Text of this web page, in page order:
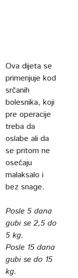
Ova dijeta se
primenjuje kod
srčanih
bolesnika, koji
pre operacije
treba da
oslabe ali da
se pritom ne
osećaju
malaksalo i
bez snage.
Posle 5 dana
gubi se 2,5 do
5 kg.
Posle 15 dana
gubi se do 15
kg.